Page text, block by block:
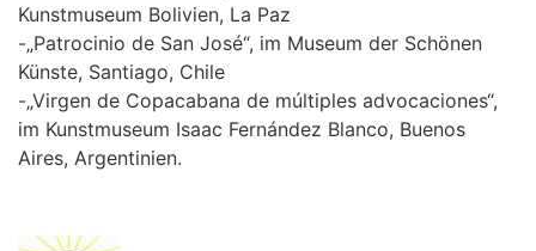
Kunstmuseum Bolivien, La Paz
-„Patrocinio de San José“, im Museum der Schönen
Künste, Santiago, Chile
-„Virgen de Copacabana de múltiples advocaciones“,
im Kunstmuseum Isaac Fernández Blanco, Buenos
Aires, Argentinien.